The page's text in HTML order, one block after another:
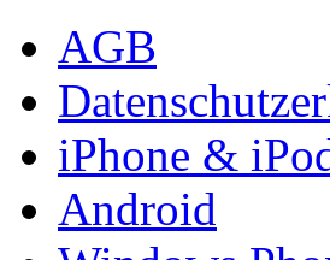
AGB
iPhone &
Android